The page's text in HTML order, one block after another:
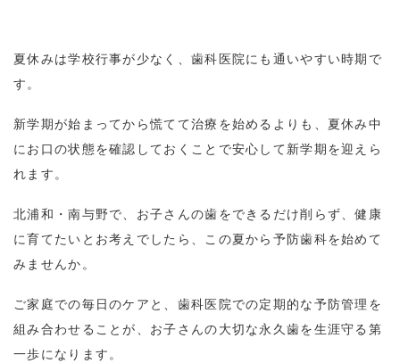
夏休みは学校行事が少なく、歯科医院にも通いやすい時期で
す。
新学期が始まってから慌てて治療を始めるよりも、夏休み中
にお口の状態を確認しておくことで安心して新学期を迎えら
れます。
北浦和・南与野で、お子さんの歯をできるだけ削らず、健康
に育てたいとお考えでしたら、この夏から予防歯科を始めて
みませんか。
ご家庭での毎日のケアと、歯科医院での定期的な予防管理を
組み合わせることが、お子さんの大切な永久歯を生涯守る第
一歩になります。